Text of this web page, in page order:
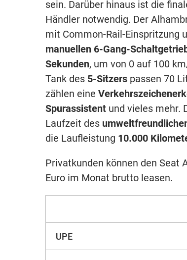
sein. Darüber hinaus ist die
Händler notwendig. Der
mit Common-Rail-Einspritzung
manuellen 6-Gang-
Sekunden, um von 0 auf 100
Tank des 5-Sitzers passen 70
zählen eine
Spurassistent und vieles mehr.
Laufzeit des
die Laufleistung 10.000
Privatkunden können den Seat
Euro im Monat brutto leasen.
UPE